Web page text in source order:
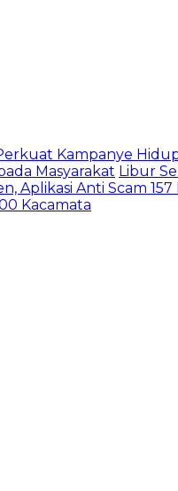
Kampanye
Masyarakat Libur
Aplikasi Anti Scam
Kacamata